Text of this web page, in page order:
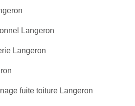
Langeron
Langeron
fuite toiture Langeron